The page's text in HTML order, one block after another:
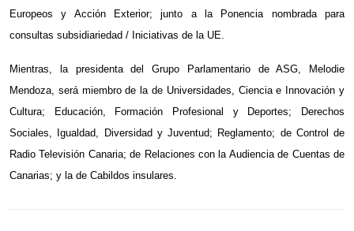
Europeos y Acción Exterior; junto a la Ponencia nombrada para
consultas subsidiariedad / Iniciativas de la UE.
Mientras, la presidenta del Grupo Parlamentario de ASG, Melodie
Mendoza, será miembro de la de Universidades, Ciencia e Innovación y
Cultura; Educación, Formación Profesional y Deportes; Derechos
Sociales, Igualdad, Diversidad y Juventud; Reglamento; de Control de
Radio Televisión Canaria; de Relaciones con la Audiencia de Cuentas de
Canarias; y la de Cabildos insulares.